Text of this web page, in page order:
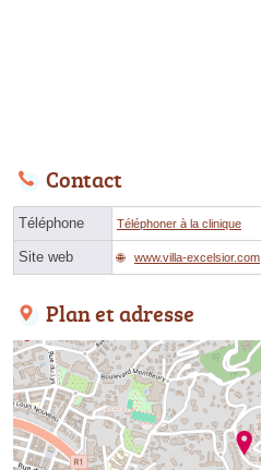
Contact
Téléphone Téléphoner à la clinique
Site web www.villa-excelsior.com
Plan et adresse